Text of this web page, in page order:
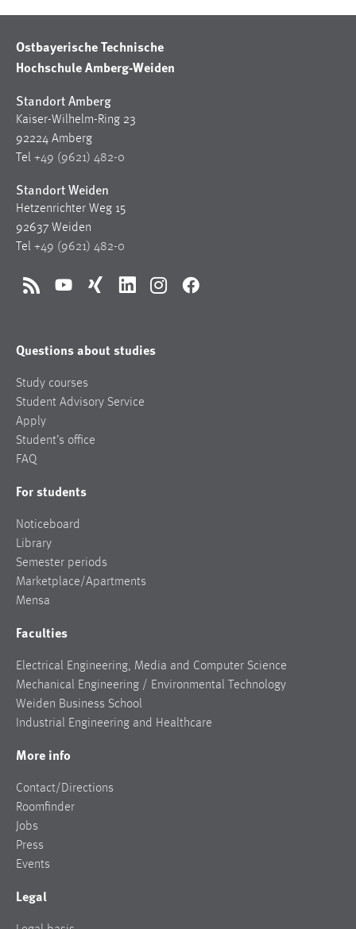
Ostbayerische Technische
Hochschule Amberg-Weiden
Standort Amberg
Kaiser-Wilhelm-Ring 23
92224 Amberg
Tel +49 (9621) 482-0
Standort Weiden
Hetzenrichter Weg 15
92637 Weiden
Tel +49 (9621) 482-0
RSS YouTubeXing LinkedInInstagramFacebook
Questions about studies
Study courses
Student Advisory Service
Apply
Student’s office
FAQ
For students
Noticeboard
Library
Semester periods
Marketplace/Apartments
Mensa
Faculties
Electrical Engineering, Media and Computer Science
Mechanical Engineering / Environmental Technology
Weiden Business School
Industrial Engineering and Healthcare
More info
Contact/Directions
Roomfinder
Jobs
Press
Events
Legal